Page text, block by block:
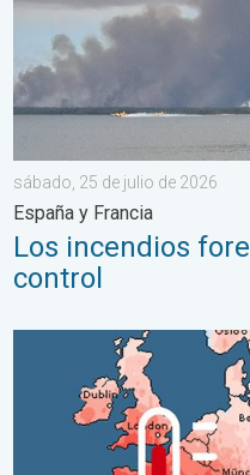
sábado, 25 de julio de 2026
España y Francia
Los incendios
control
Las dos caras de Europa.